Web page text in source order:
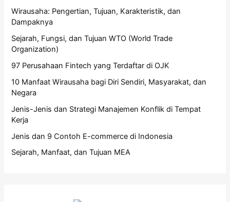
Wirausaha: Pengertian, Tujuan, Karakteristik, dan
Dampaknya
Sejarah, Fungsi, dan Tujuan WTO (World Trade
Organization)
97 Perusahaan Fintech yang Terdaftar di OJK
10 Manfaat Wirausaha bagi Diri Sendiri, Masyarakat, dan
Negara
Jenis-Jenis dan Strategi Manajemen Konflik di Tempat
Kerja
Jenis dan 9 Contoh E-commerce di Indonesia
Sejarah, Manfaat, dan Tujuan MEA